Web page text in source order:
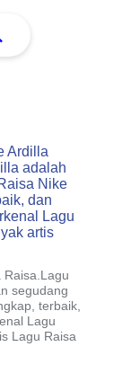
Ardilla
adalah
Nike
dan
Lagu
artis
Raisa.Lagu
segudang
terbaik,
Lagu
Lagu Raisa